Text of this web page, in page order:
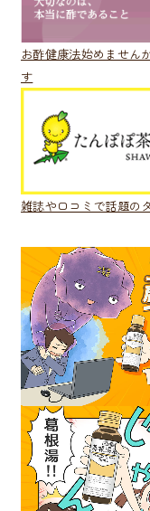
お酢健康法始めません
す
雑誌や口コミで話題の